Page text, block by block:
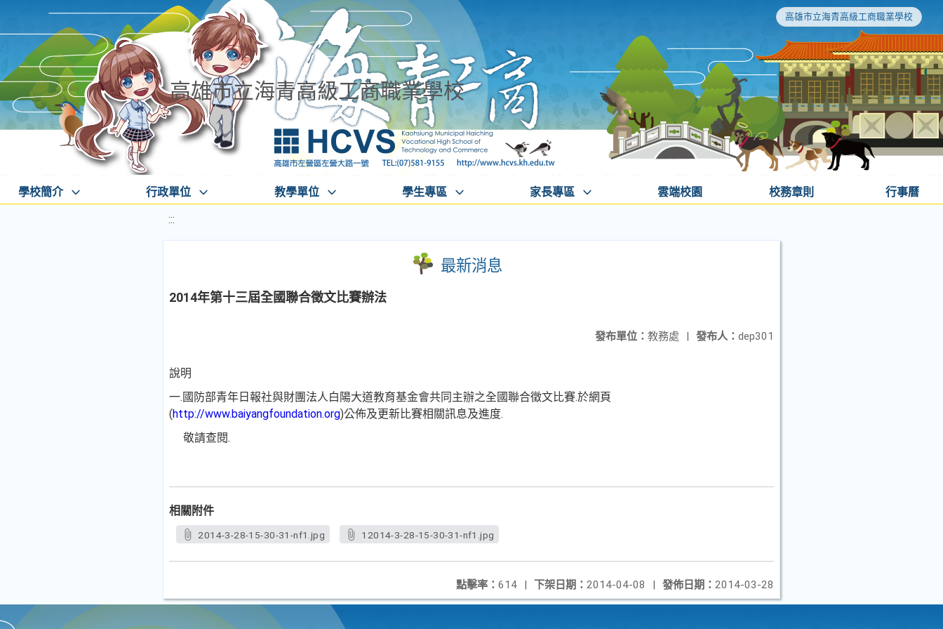
高雄市立海青高級工商職業學校
高雄市立海青高級工商職業學校
學校簡介 行政單位 教學單位 學生專區 家長專區 雲端校園 校務章則 行事曆
:::
最新消息
2014年第十三屆全國聯合徵文比賽辦法
發布人： dep301
發布單位： 教務處 |
說明
一.國防部青年日報社與財團法人白陽大道教育基金會共同主辦之全國聯合徵文比賽.於網頁
(http://www.baiyangfoundation.org)公佈及更新比賽相關訊息及進度.
敬請查閱.
相關附件
2014-3-28-15-30-31-nf1.jpg 12014-3-28-15-30-31-nf1.jpg
發佈日期： 2014-03-28
下架日期： 2014-04-08 |
點擊率： 614 |